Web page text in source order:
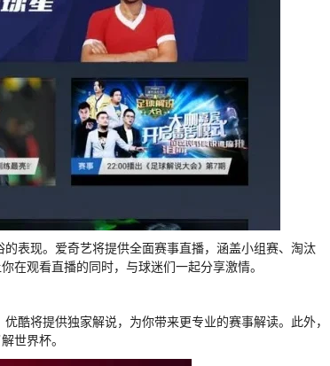
表现。爱奇艺将提供全面赛事直播，涵盖小组赛、淘汰
在观看直播的同时，与球迷们一起分享激情。
酷将提供独家解说，为你带来更专业的赛事解读。此外，
世界杯。